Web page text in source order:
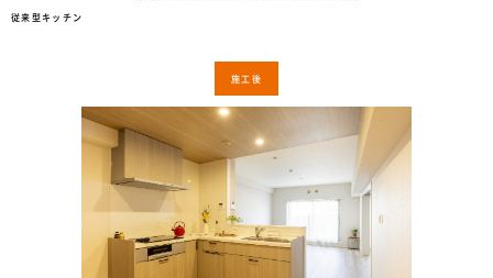
従来型キッチン
施工後